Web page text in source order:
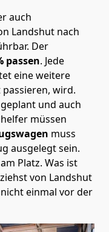
auch
Landshut nach
Der
passen. Jede
eine weitere
wird.
und auch
müssen
muss
ausgelegt sein.
Platz. Was ist
von Landshut
einmal vor der